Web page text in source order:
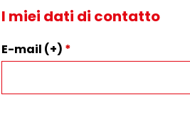
I miei dati di contatto
E-mail (+) *